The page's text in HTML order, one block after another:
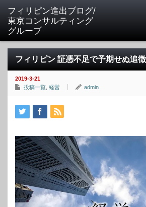
フィリピン進出ブログ/
東京コンサルティング
グループ
フィリピン 証憑不足で予期せぬ追
2019-3-21
投稿一覧 経営 admin